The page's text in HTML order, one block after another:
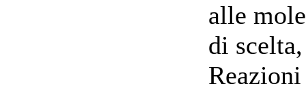
alle
di